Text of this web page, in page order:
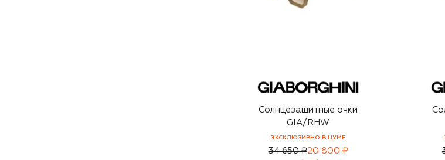
Солнцезащитные очки
GIA/RHW
ЭКСКЛЮЗИВНО В ЦУМЕ
34 650 ₽20 800 ₽